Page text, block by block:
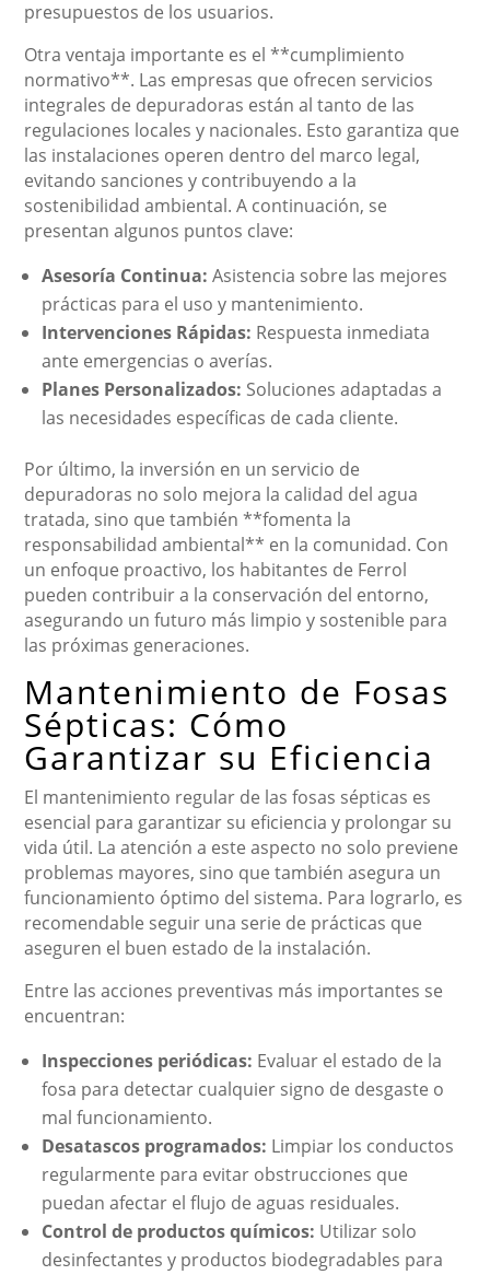
presupuestos de los usuarios.
Otra ventaja importante es el **cumplimiento
normativo**. Las empresas que ofrecen servicios
integrales de depuradoras están al tanto de las
regulaciones locales y nacionales. Esto garantiza que
las instalaciones operen dentro del marco legal,
evitando sanciones y contribuyendo a la
sostenibilidad ambiental. A continuación, se
presentan algunos puntos clave:
Asesoría Continua: Asistencia sobre las mejores
prácticas para el uso y mantenimiento.
Intervenciones Rápidas: Respuesta inmediata
ante emergencias o averías.
Planes Personalizados: Soluciones adaptadas a
las necesidades específicas de cada cliente.
Por último, la inversión en un servicio de
depuradoras no solo mejora la calidad del agua
tratada, sino que también **fomenta la
responsabilidad ambiental** en la comunidad. Con
un enfoque proactivo, los habitantes de Ferrol
pueden contribuir a la conservación del entorno,
asegurando un futuro más limpio y sostenible para
las próximas generaciones.
Mantenimiento de Fosas
Sépticas: Cómo
Garantizar su Eficiencia
El mantenimiento regular de las fosas sépticas es
esencial para garantizar su eficiencia y prolongar su
vida útil. La atención a este aspecto no solo previene
problemas mayores, sino que también asegura un
funcionamiento óptimo del sistema. Para lograrlo, es
recomendable seguir una serie de prácticas que
aseguren el buen estado de la instalación.
Entre las acciones preventivas más importantes se
encuentran:
Inspecciones periódicas: Evaluar el estado de la
fosa para detectar cualquier signo de desgaste o
mal funcionamiento.
Desatascos programados: Limpiar los conductos
regularmente para evitar obstrucciones que
puedan afectar el flujo de aguas residuales.
Control de productos químicos: Utilizar solo
desinfectantes y productos biodegradables para